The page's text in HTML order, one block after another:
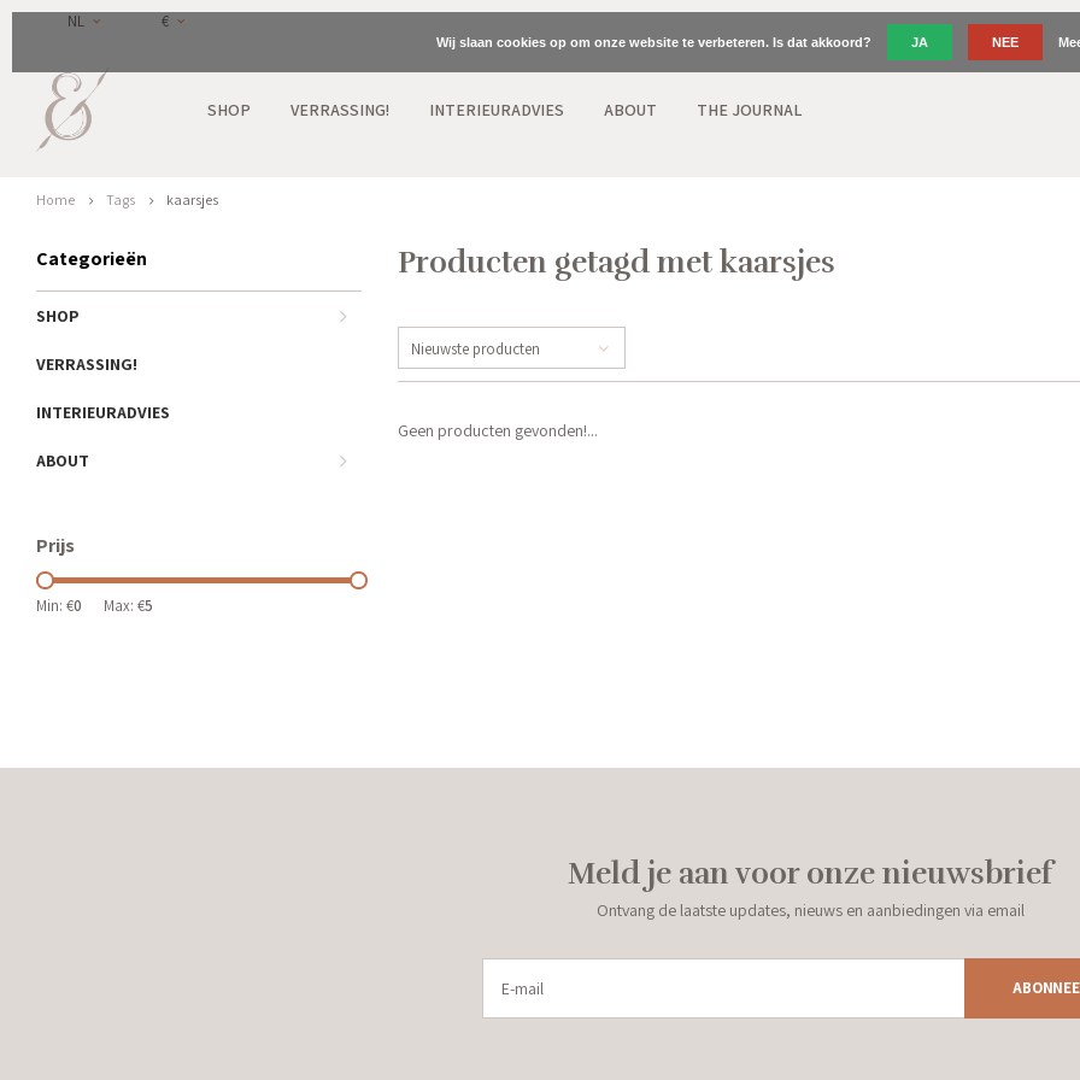
NL €
SHOP VERRASSING! INTERIEURADVIES ABOUT THE JOURNAL
Home Tags kaarsjes
Categorieën
SHOP
VERRASSING!
INTERIEURADVIES
ABOUT
Prijs
Min: €0 Max: €5
Producten getagd met kaarsjes
Nieuwste producten
Geen producten gevonden!...
Meld je aan voor onze nieuwsbrief
Ontvang de laatste updates, nieuws en aanbiedingen via email
Wij slaan cookies op om onze website te verbeteren. Is dat akkoord? JA NEE